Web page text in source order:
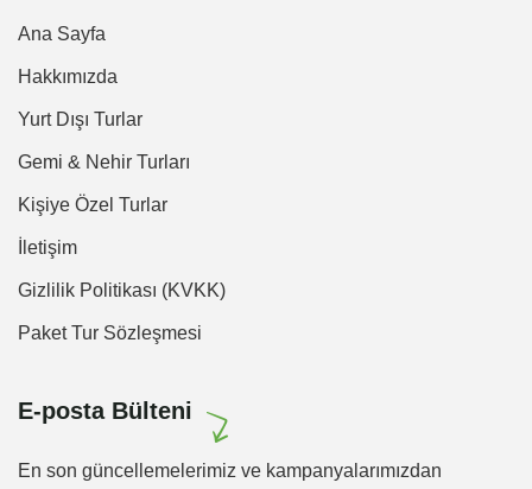
Ana Sayfa
Hakkımızda
Yurt Dışı Turlar
Gemi & Nehir Turları
Kişiye Özel Turlar
İletişim
Gizlilik Politikası (KVKK)
Paket Tur Sözleşmesi
E-posta Bülteni
En son güncellemelerimiz ve kampanyalarımızdan